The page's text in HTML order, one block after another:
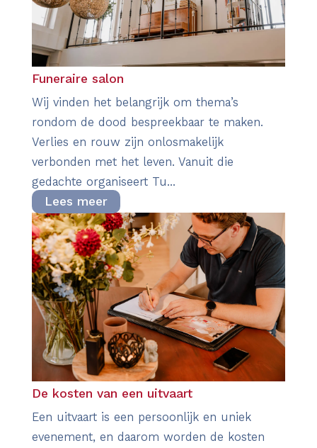
Funeraire salon
Wij vinden het belangrijk om thema’s
rondom de dood bespreekbaar te maken.
Verlies en rouw zijn onlosmakelijk
verbonden met het leven. Vanuit die
gedachte organiseert Tu...
Lees meer
De kosten van een uitvaart
Een uitvaart is een persoonlijk en uniek
evenement, en daarom worden de kosten